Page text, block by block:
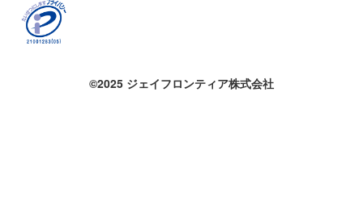
©2025 ジェイフロンティア株式会社